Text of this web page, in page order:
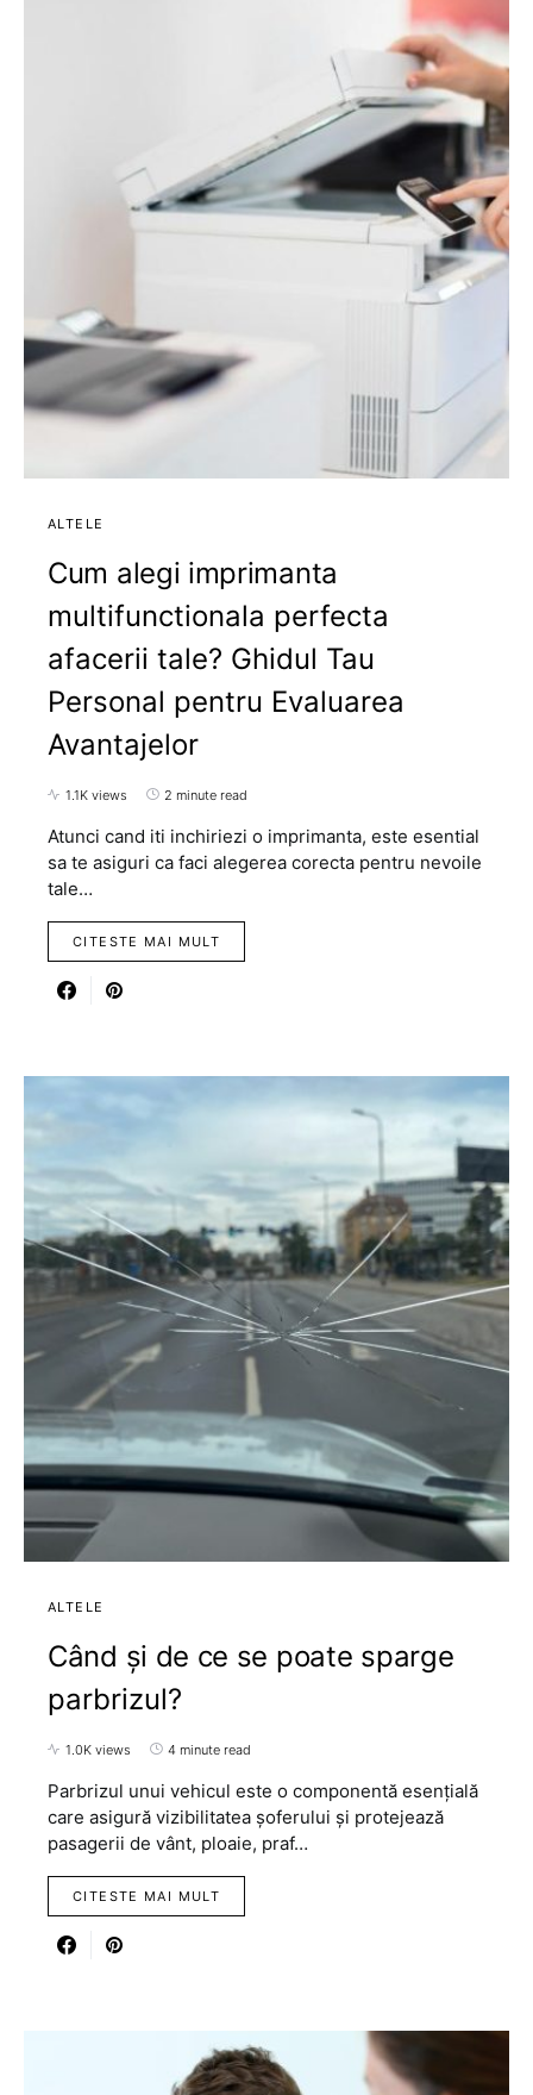
ALTELE
Cum alegi imprimanta
multifunctionala perfecta
afacerii tale? Ghidul Tau
Personal pentru Evaluarea
Avantajelor
1.1K views 2 minute read
Atunci cand iti inchiriezi o imprimanta, este esential
sa te asiguri ca faci alegerea corecta pentru nevoile
tale…
CITESTE MAI MULT
ALTELE
Când și de ce se poate sparge
parbrizul?
1.0K views 4 minute read
Parbrizul unui vehicul este o componentă esențială
care asigură vizibilitatea șoferului și protejează
pasagerii de vânt, ploaie, praf…
CITESTE MAI MULT